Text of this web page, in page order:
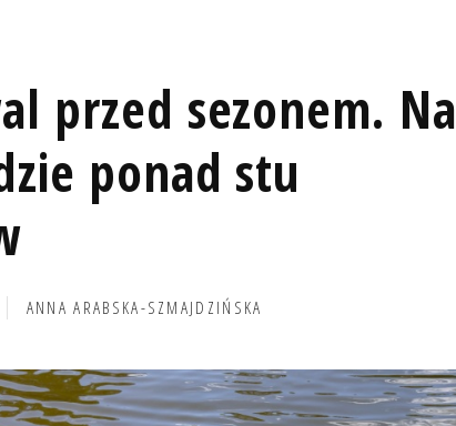
przed sezonem. Na
ponad stu
ANNA ARABSKA-SZMAJDZIŃSKA